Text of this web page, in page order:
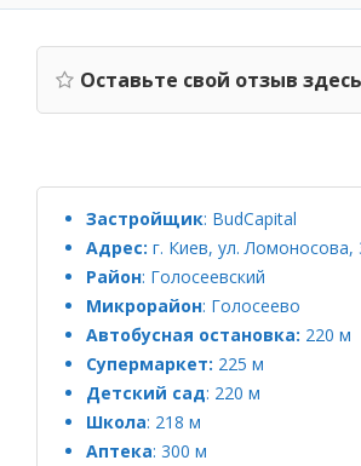
Оставьте свой отзыв здесь
Застройщик: BudCapital
Адрес: г. Киев, ул. Ломоносова,
Район: Голосеевский
Микрорайон: Голосеево
Автобусная остановка: 220 м
Супермаркет: 225 м
Детский сад: 220 м
Школа: 218 м
Аптека: 300 м